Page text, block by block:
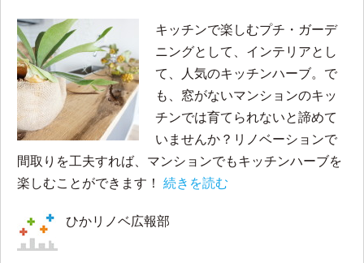
キッチンで楽しむプチ・ガーデ
ニングとして、インテリアとし
て、人気のキッチンハーブ。で
も、窓がないマンションのキッ
チンでは育てられないと諦めて
いませんか？リノベーションで
間取りを工夫すれば、マンションでもキッチンハーブを
楽しむことができます！ 続きを読む
ひかリノベ広報部